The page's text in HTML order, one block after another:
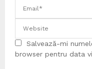
Salvează-mi
browser pentru data